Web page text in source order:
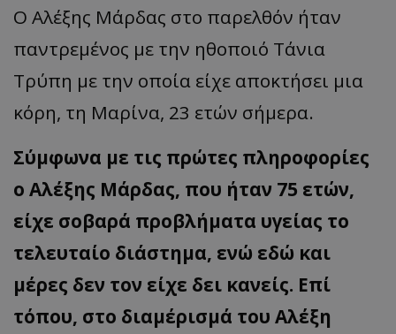
Ο Αλέξης Μάρδας στο παρελθόν ήταν
παντρεμένος με την ηθοποιό Τάνια
Τρύπη με την οποία είχε αποκτήσει μια
κόρη, τη Μαρίνα, 23 ετών σήμερα.
Σύμφωνα με τις πρώτες πληροφορίες
ο Αλέξης Μάρδας, που ήταν 75 ετών,
είχε σοβαρά προβλήματα υγείας το
τελευταίο διάστημα, ενώ εδώ και
μέρες δεν τον είχε δει κανείς. Επί
τόπου, στο διαμέρισμά του Αλέξη